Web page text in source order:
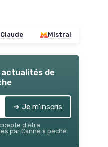
Claude Mistral
actualités de
➔ Je m'inscris
d’être
par Canne à peche